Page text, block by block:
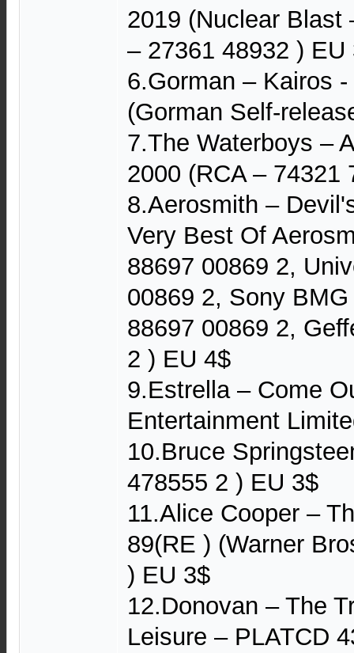
2019 (Nuclear Blast
– 27361 48932 ) EU
6.Gorman – Kairos
(Gorman Self-
7.The Waterboys –
2000 (RCA – 74321
8.Aerosmith –
Very Best Of
88697 00869 2,
00869 2, Sony
88697 00869 2,
2 ) EU 4$
9.Estrella – Come
Entertainment
10.Bruce
478555 2 ) EU 3$
11.Alice Cooper –
89(RE ) (Warner
) EU 3$
12.Donovan – The
Leisure – PLATCD